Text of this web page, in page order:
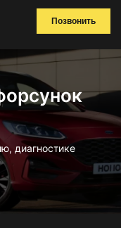
Позвонить
диагностике